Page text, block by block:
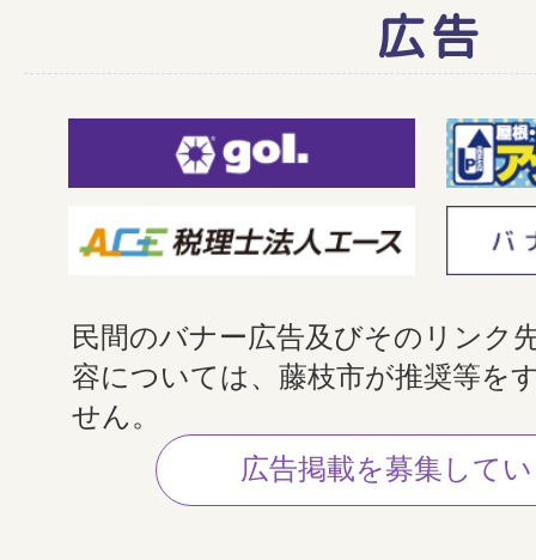
広告
民間のバナー広告及びそのリンク
容については、藤枝市が推奨等を
せん。
広告掲載を募集して